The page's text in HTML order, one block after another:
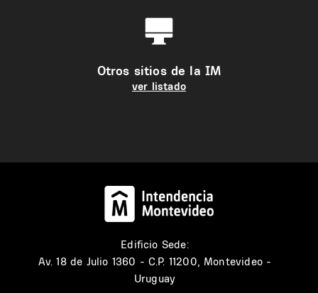
Otros sitios de la IM
ver listado
Edificio Sede:
Av. 18 de Julio 1360 - C.P. 11200, Montevideo -
Uruguay